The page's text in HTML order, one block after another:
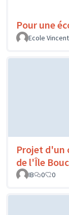
Pour une
Ecole
Projet d'un
de l'Île
IB
0 0